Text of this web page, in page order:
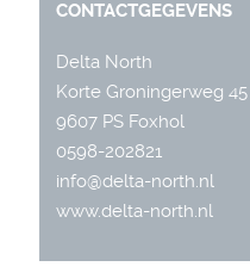
CONTACTGEGEVENS
Delta North
Korte Groningerweg 45
9607 PS Foxhol
0598-202821
info@delta-north.nl
www.delta-north.nl